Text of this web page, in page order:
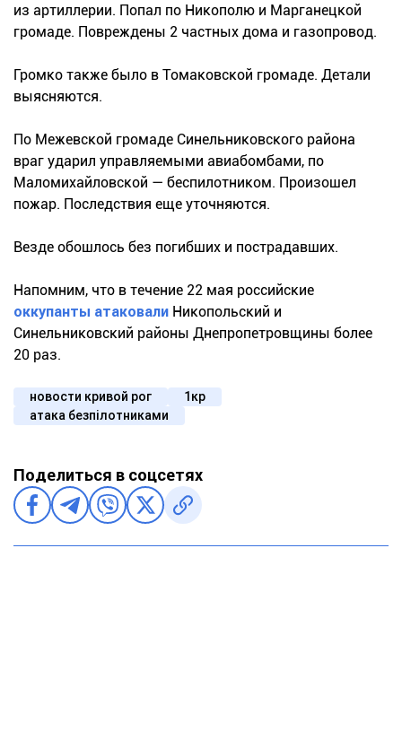
из артиллерии. Попал по Никополю и Марганецкой
громаде. Повреждены 2 частных дома и газопровод.
Громко также было в Томаковской громаде. Детали
выясняются.
По Межевской громаде Синельниковского района
враг ударил управляемыми авиабомбами, по
Маломихайловской — беспилотником. Произошел
пожар. Последствия еще уточняются.
Везде обошлось без погибших и пострадавших.
Напомним, что в течение 22 мая российские
оккупанты атаковали Никопольский и
Синельниковский районы Днепропетровщины более
20 раз.
новости кривой рог
1кр
атака безпілотниками
Поделиться в соцсетях